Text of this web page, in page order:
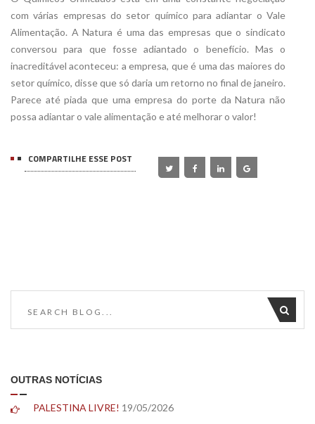
com várias empresas do setor químico para adiantar o Vale
Alimentação. A Natura é uma das empresas que o sindicato
conversou para que fosse adiantado o benefício. Mas o
inacreditável aconteceu: a empresa, que é uma das maiores do
setor químico, disse que só daria um retorno no final de janeiro.
Parece até piada que uma empresa do porte da Natura não
possa adiantar o vale alimentação e até melhorar o valor!
COMPARTILHE ESSE POST
OUTRAS NOTÍCIAS
PALESTINA LIVRE! 19/05/2026